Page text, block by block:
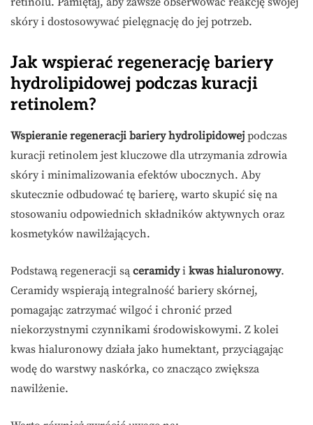
skóry i dostosowywać pielęgnację do jej potrzeb.
Jak wspierać regenerację bariery
hydrolipidowej podczas kuracji
retinolem?
Wspieranie regeneracji bariery hydrolipidowej podczas
kuracji retinolem jest kluczowe dla utrzymania zdrowia
skóry i minimalizowania efektów ubocznych. Aby
skutecznie odbudować tę barierę, warto skupić się na
stosowaniu odpowiednich składników aktywnych oraz
kosmetyków nawilżających.
Podstawą regeneracji są ceramidyi kwas hialuronowy.
Ceramidy wspierają integralność bariery skórnej,
pomagając zatrzymać wilgoć i chronić przed
niekorzystnymi czynnikami środowiskowymi. Z kolei
kwas hialuronowy działa jako humektant, przyciągając
wodę do warstwy naskórka, co znacząco zwiększa
nawilżenie.